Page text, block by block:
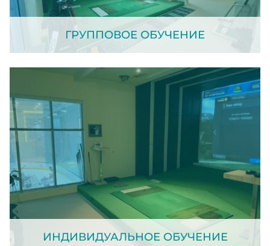
ГРУППОВОЕ ОБУЧЕНИЕ
ИНДИВИДУАЛЬНОЕ ОБУЧЕНИЕ